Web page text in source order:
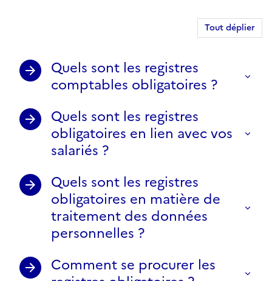
Tout déplier
Quels sont les registres
comptables obligatoires ?
Quels sont les registres
obligatoires en lien avec vos
salariés ?
Quels sont les registres
obligatoires en matière de
traitement des données
personnelles ?
Comment se procurer les